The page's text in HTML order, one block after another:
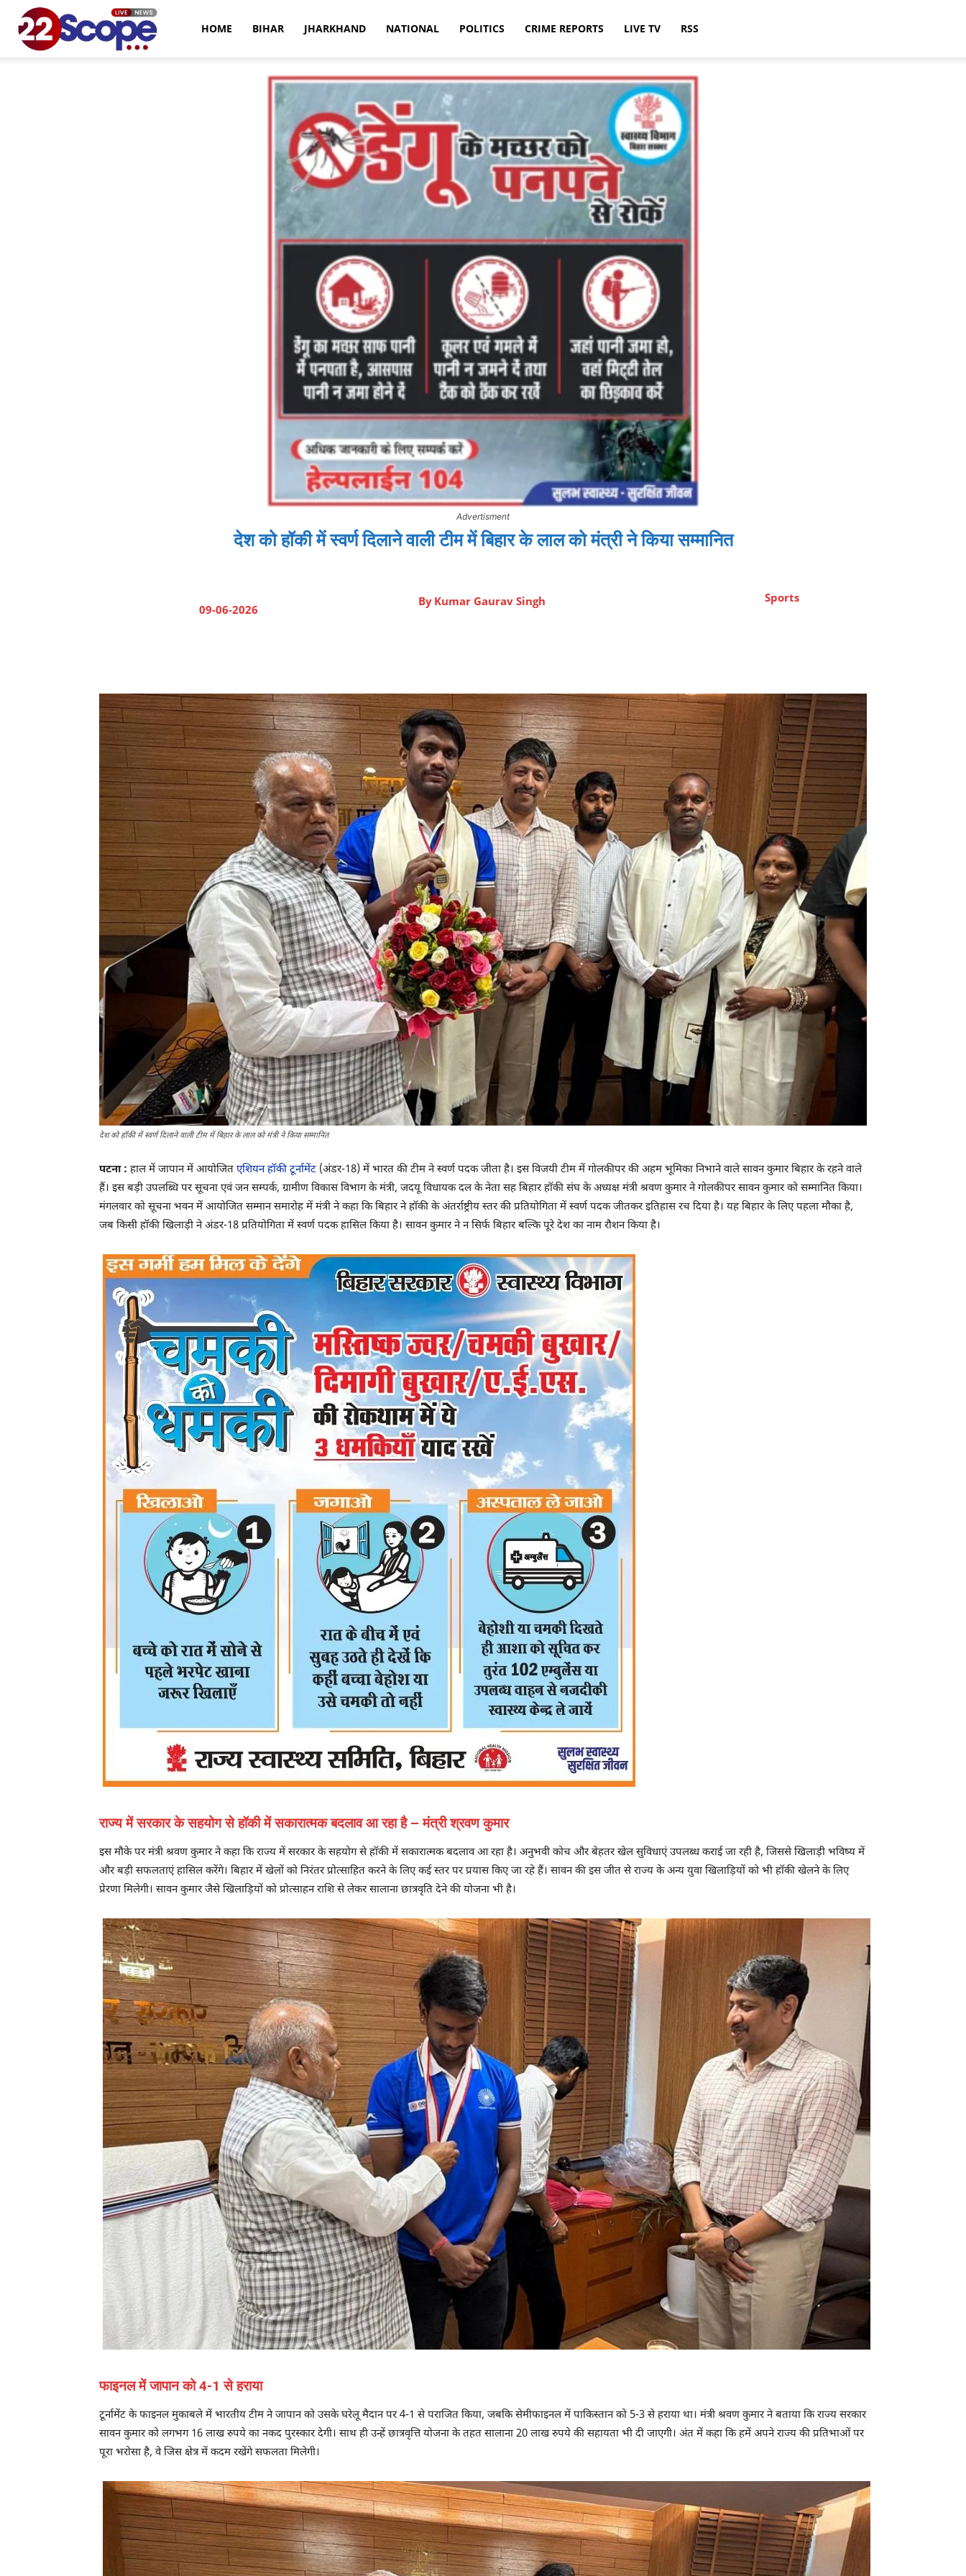
HOME BIHAR JHARKHAND NATIONAL POLITICS CRIME REPORTS LIVE TV RSS
Advertisment
देश को हॉकी में स्वर्ण दिलाने वाली टीम में बिहार के लाल को मंत्री ने किया सम्मानित
09-06-2026
By Kumar Gaurav Singh Sports
देश को हॉकी में स्वर्ण दिलाने वाली टीम में बिहार के लाल को मंत्री ने किया सम्मानित
पटना : हाल में जापान में आयोजित एशियन हॉकी टूर्नामेंट (अंडर-18) में भारत की टीम ने स्वर्ण पदक जीता है। इस विजयी टीम में गोलकीपर की अहम भूमिका निभाने वाले सावन कुमार बिहार के रहने वाले
हैं। इस बड़ी उपलब्धि पर सूचना एवं जन सम्पर्क, ग्रामीण विकास विभाग के मंत्री, जदयू विधायक दल के नेता सह बिहार हॉकी संघ के अध्यक्ष मंत्री श्रवण कुमार ने गोलकीपर सावन कुमार को सम्मानित किया।
मंगलवार को सूचना भवन में आयोजित सम्मान समारोह में मंत्री ने कहा कि बिहार ने हॉकी के अंतर्राष्ट्रीय स्तर की प्रतियोगिता में स्वर्ण पदक जीतकर इतिहास रच दिया है। यह बिहार के लिए पहला मौका है,
जब किसी हॉकी खिलाड़ी ने अंडर-18 प्रतियोगिता में स्वर्ण पदक हासिल किया है। सावन कुमार ने न सिर्फ बिहार बल्कि पूरे देश का नाम रौशन किया है।
राज्य में सरकार के सहयोग से हॉकी में सकारात्मक बदलाव आ रहा है – मंत्री श्रवण कुमार
इस मौके पर मंत्री श्रवण कुमार ने कहा कि राज्य में सरकार के सहयोग से हॉकी में सकारात्मक बदलाव आ रहा है। अनुभवी कोच और बेहतर खेल सुविधाएं उपलब्ध कराई जा रही है, जिससे खिलाड़ी भविष्य में
और बड़ी सफलताएं हासिल करेंगे। बिहार में खेलों को निरंतर प्रोत्साहित करने के लिए कई स्तर पर प्रयास किए जा रहे हैं। सावन की इस जीत से राज्य के अन्य युवा खिलाड़ियों को भी हॉकी खेलने के लिए
प्रेरणा मिलेगी। सावन कुमार जैसे खिलाड़ियों को प्रोत्साहन राशि से लेकर सालाना छात्रवृति देने की योजना भी है।
फाइनल में जापान को 4-1 से हराया
टूर्नामेंट के फाइनल मुकाबले में भारतीय टीम ने जापान को उसके घरेलू मैदान पर 4-1 से पराजित किया, जबकि सेमीफाइनल में पाकिस्तान को 5-3 से हराया था। मंत्री श्रवण कुमार ने बताया कि राज्य सरकार
सावन कुमार को लगभग 16 लाख रुपये का नकद पुरस्कार देगी। साथ ही उन्हें छात्रवृत्ति योजना के तहत सालाना 20 लाख रुपये की सहायता भी दी जाएगी। अंत में कहा कि हमें अपने राज्य की प्रतिभाओं पर
पूरा भरोसा है, वे जिस क्षेत्र में कदम रखेंगे सफलता मिलेगी।